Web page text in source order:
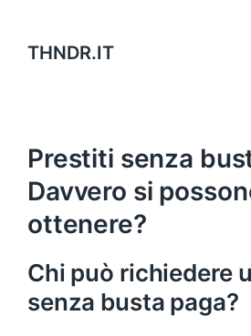
THNDR.IT
Prestiti senza
Davvero si
ottenere?
Chi può richiedere
senza busta paga?